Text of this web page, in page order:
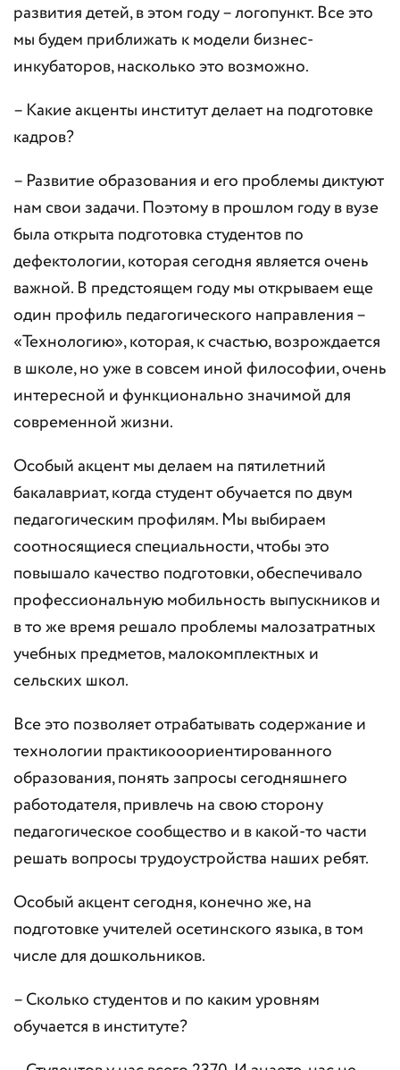
развития детей, в этом году – логопункт. Все это
мы будем приближать к модели бизнес-
инкубаторов, насколько это возможно.
– Какие акценты институт делает на подготовке
кадров?
– Развитие образования и его проблемы диктуют
нам свои задачи. Поэтому в прошлом году в вузе
была открыта подготовка студентов по
дефектологии, которая сегодня является очень
важной. В предстоящем году мы открываем еще
один профиль педагогического направления –
«Технологию», которая, к счастью, возрождается
в школе, но уже в совсем иной философии, очень
интересной и функционально значимой для
современной жизни.
Особый акцент мы делаем на пятилетний
бакалавриат, когда студент обучается по двум
педагогическим профилям. Мы выбираем
соотносящиеся специальности, чтобы это
повышало качество подготовки, обеспечивало
профессиональную мобильность выпускников и
в то же время решало проблемы малозатратных
учебных предметов, малокомплектных и
сельских школ.
Все это позволяет отрабатывать содержание и
технологии практикооориентированного
образования, понять запросы сегодняшнего
работодателя, привлечь на свою сторону
педагогическое сообщество и в какой-то части
решать вопросы трудоустройства наших ребят.
Особый акцент сегодня, конечно же, на
подготовке учителей осетинского языка, в том
числе для дошкольников.
– Сколько студентов и по каким уровням
обучается в институте?